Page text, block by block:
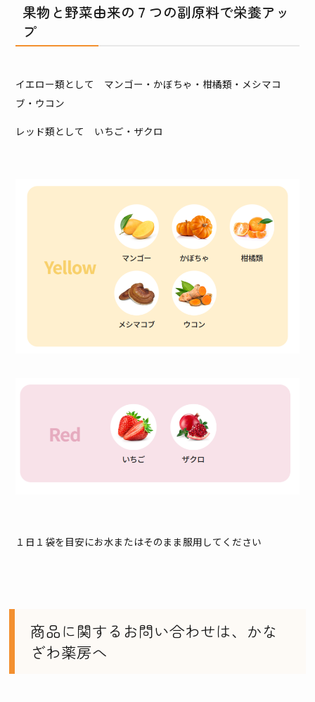
果物と野菜由来の７つの副原料で栄養アッ
プ
イエロー類として マンゴー・かぼちゃ・柑橘類・メシマコ
ブ・ウコン
レッド類として いちご・ザクロ
１日１袋を目安にお水またはそのまま服用してください
商品に関するお問い合わせは、かな
ざわ薬房へ